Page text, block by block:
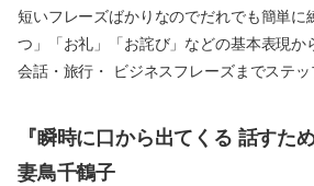
短いフレーズばかりなのでだれでも簡単に
つ」「お礼」「お詫び」などの基本表現か
会話・旅行・ ビジネスフレーズまでステッ
『瞬時に口から出てくる 話すた
妻鳥千鶴子